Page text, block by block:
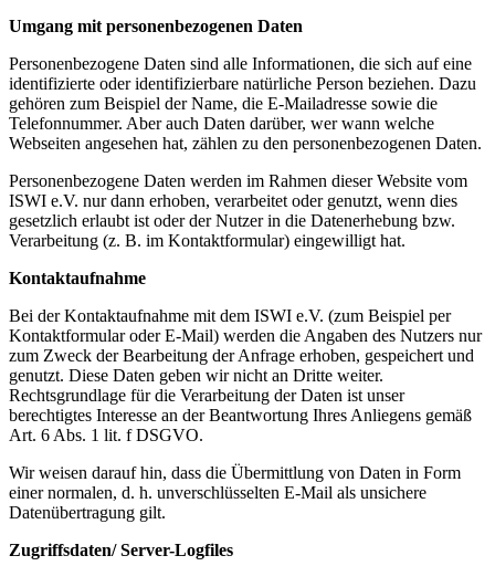
Umgang mit personenbezogenen Daten
Personenbezogene Daten sind alle Informationen, die sich auf eine
identifizierte oder identifizierbare natürliche Person beziehen. Dazu
gehören zum Beispiel der Name, die E-Mailadresse sowie die
Telefonnummer. Aber auch Daten darüber, wer wann welche
Webseiten angesehen hat, zählen zu den personenbezogenen Daten.
Personenbezogene Daten werden im Rahmen dieser Website vom
ISWI e.V. nur dann erhoben, verarbeitet oder genutzt, wenn dies
gesetzlich erlaubt ist oder der Nutzer in die Datenerhebung bzw.
Verarbeitung (z. B. im Kontaktformular) eingewilligt hat.
Kontaktaufnahme
Bei der Kontaktaufnahme mit dem ISWI e.V. (zum Beispiel per
Kontaktformular oder E-Mail) werden die Angaben des Nutzers nur
zum Zweck der Bearbeitung der Anfrage erhoben, gespeichert und
genutzt. Diese Daten geben wir nicht an Dritte weiter.
Rechtsgrundlage für die Verarbeitung der Daten ist unser
berechtigtes Interesse an der Beantwortung Ihres Anliegens gemäß
Art. 6 Abs. 1 lit. f DSGVO.
Wir weisen darauf hin, dass die Übermittlung von Daten in Form
einer normalen, d. h. unverschlüsselten E-Mail als unsichere
Datenübertragung gilt.
Zugriffsdaten/ Server-Logfiles